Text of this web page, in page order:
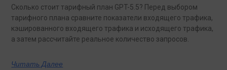
Сколько стоит тарифный план GPT-5.5? Перед выбором
тарифного плана сравните показатели входящего трафика,
кэшированного входящего трафика и исходящего трафика,
а затем рассчитайте реальное количество запросов.
Читать Далее